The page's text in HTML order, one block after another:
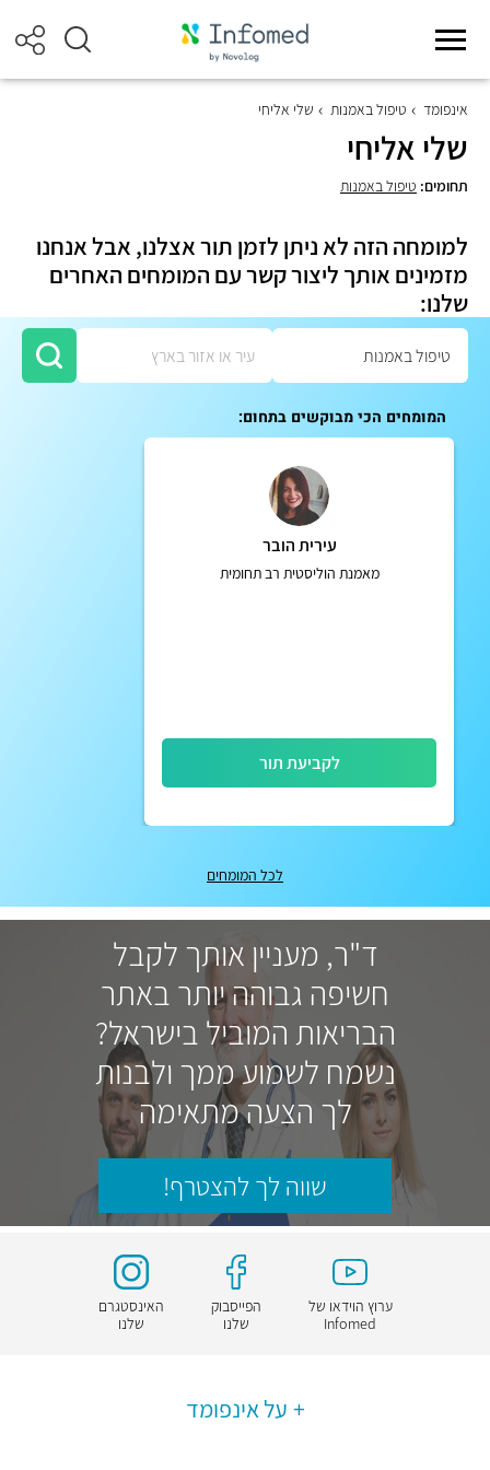
אינפומד טיפול באמנות שלי אליחי
שלי אליחי
תחומים: טיפול באמנות
למומחה הזה לא ניתן לזמן תור אצלנו, אבל אנחנו
מזמינים אותך ליצור קשר עם המומחים האחרים
שלנו:
המומחים הכי מבוקשים בתחום:
עירית הובר
מאמנת הוליסטית רב תחומית
לקביעת תור
לכל המומחים
ד"ר, מעניין אותך לקבל
חשיפה גבוהה יותר באתר
הבריאות המוביל בישראל?
נשמח לשמוע ממך ולבנות
לך הצעה מתאימה
שווה לך להצטרף!
ערוץ הוידאו של
Infomed
הפייסבוק
שלנו
האינסטגרם
שלנו
על אינפומד